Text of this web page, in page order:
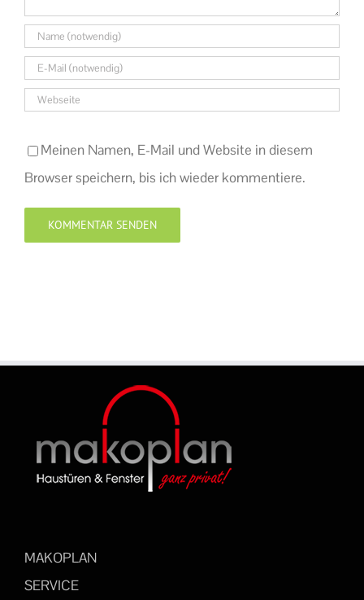
Meinen Namen, E-Mail und Website in diesem
Browser speichern, bis ich wieder kommentiere.
MAKOPLAN
SERVICE